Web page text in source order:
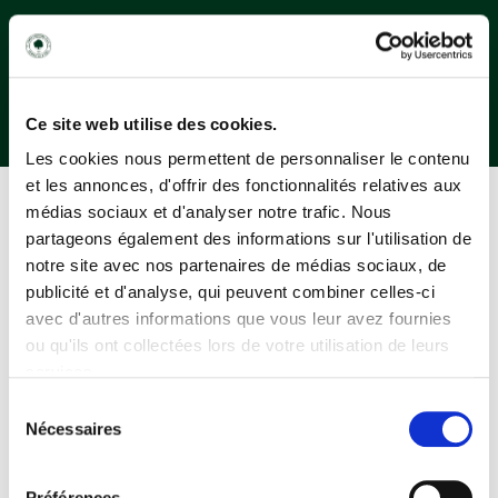
Ce site web utilise des cookies.
Les cookies nous permettent de personnaliser le contenu
et les annonces, d'offrir des fonctionnalités relatives aux
médias sociaux et d'analyser notre trafic. Nous
partageons également des informations sur l'utilisation de
notre site avec nos partenaires de médias sociaux, de
publicité et d'analyse, qui peuvent combiner celles-ci
avec d'autres informations que vous leur avez fournies
ou qu'ils ont collectées lors de votre utilisation de leurs
Nécessaires
CONNEXION
Déjà membre ?